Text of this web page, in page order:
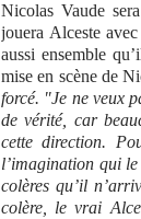
Nicolas Vaude
jouera Alceste
aussi ensemble
mise en scène de
forcé. "Je ne veux
de vérité, car
cette direction.
l’imagination qui le
colères qu’il
colère, le vrai